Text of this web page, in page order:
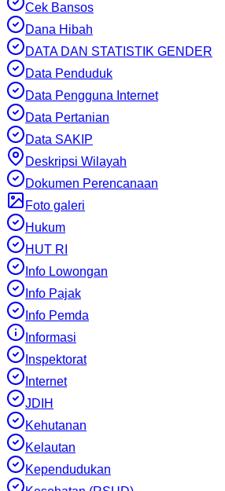
Cek Bansos
Dana Hibah
DATA DAN STATISTIK GENDER
Data Penduduk
Data Pengguna Internet
Data Pertanian
Data SAKIP
Deskripsi Wilayah
Dokumen Perencanaan
Foto galeri
Hukum
HUT RI
Info Lowongan
Info Pajak
Info Pemda
Informasi
Inspektorat
Internet
JDIH
Kehutanan
Kelautan
Kependudukan